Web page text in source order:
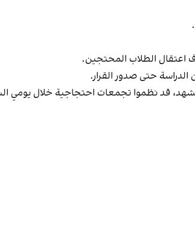
حتى صدور القرار.
قد نظموا تجمعات احتجاجية خلال يومي